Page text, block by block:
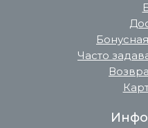
Часто